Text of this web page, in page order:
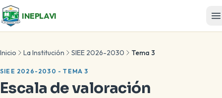
INEPLAVI
Inicio La Institución SIEE 2026-2030 Tema 3
SIEE 2026-2030 - TEMA 3
Escala de valoración